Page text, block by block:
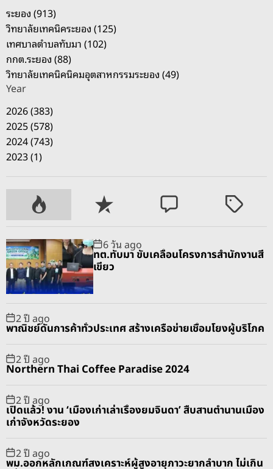
ระยอง (913)
วิทยาลัยเทคนิคระยอง (125)
เทศบาลตำบลทับมา (102)
กกต.ระยอง (88)
วิทยาลัยเทคนิคนิคมอุตสาหกรรมระยอง (49)
Year
2026 (383)
2025 (578)
2024 (743)
2023 (1)
P
o
u
l
a
r
R
e
e
n
C
o
m
e
T
g
e
6 วัน ago
ทต.ทับมา ขับเคลื่อนโครงการสำนักงานสี
เขียว
2 ปี ago
พาณิชย์ดันการค้าทั่วประเทศ สร้างเครือข่ายเชื่อมโยงผู้บริโภค
2 ปี ago
Northern Thai Coffee Paradise 2024
2 ปี ago
เปิดแล้ว! งาน ‘เมืองเก่าเล่าเรื่องยมจินดา’ สืบสานตำนานเมือง
เก่าจังหวัดระยอง
2 ปี ago
พม.ออกหลักเกณฑ์สงเคราะห์ผู้สูงอายุภาวะยากลำบาก ไม่เกิน